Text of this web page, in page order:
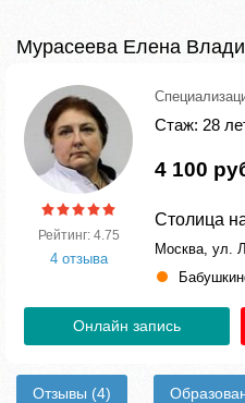
Мурасеева Елена
Рейтинг: 4.75
4 отзыва
Стаж: 28
4 100
Столица
Москва, ул.
Онлайн запись
Отзывы (4)